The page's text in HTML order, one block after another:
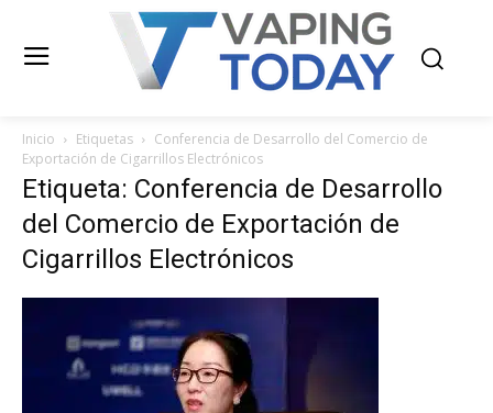
Inicio Etiquetas
Conferencia de Desarrollo del Comercio de
Exportación de Cigarrillos Electrónicos
Etiqueta: Conferencia de Desarrollo
del Comercio de Exportación de
Cigarrillos Electrónicos